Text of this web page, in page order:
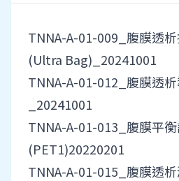
TNNA-A-01-009_腹膜透
(Ultra Bag)_20241001
TNNA-A-01-012_腹膜透
_20241001
TNNA-A-01-013_腹膜平
(PET1)20220201
TNNA-A-01-015_腹膜透